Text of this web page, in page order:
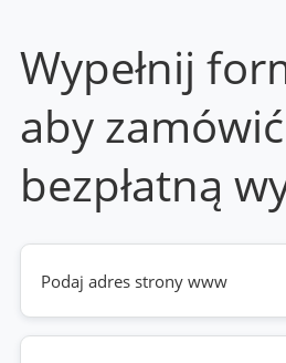
Wypełnij
aby zamówić
bezpłatną
Twoja
strona
www
(wymagane)
Telefon